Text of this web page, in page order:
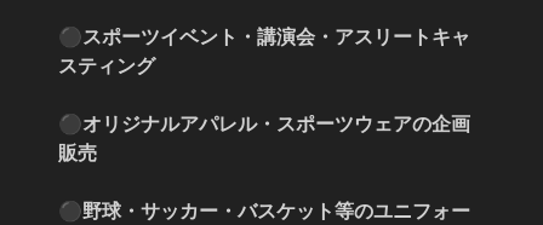
⚫︎スポーツイベント・講演会・アスリートキャ
スティング
⚫︎オリジナルアパレル・スポーツウェアの企画
販売
⚫︎野球・サッカー・バスケット等のユニフォー